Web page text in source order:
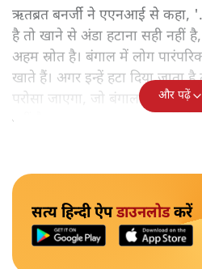
ऋतब्रत बनर्जी ने एएनआई से कहा,
है तो खाने से अंडा हटाना सही नहीं
अहम स्रोत है। बंगाल में लोग
खाते हैं। अगर इन्हें हटा दिया जाता है
परोसा जाएगा, जो बंगाल की
नहीं है। हम इस कदम का कड़ा विरोध
और पढ़ें
सत्य हिन्दी ऐपडाउनलोडकरें